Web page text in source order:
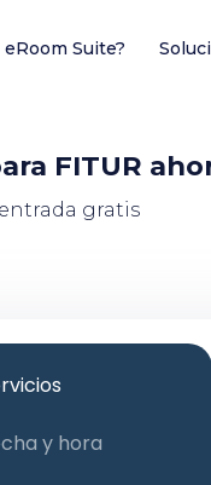
eRoom Suite?
FITUR
gratis
y hora